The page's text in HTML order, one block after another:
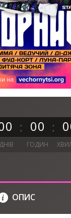
0 00 0
ДНІВ ГОДИН
ОПИС